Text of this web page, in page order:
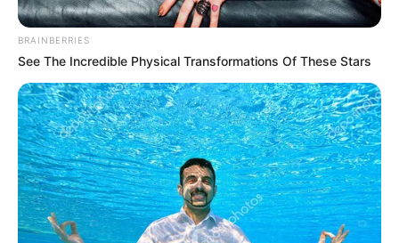
Consejo de Estado
BRAINBERRIES
See The Incredible Physical Transformations Of These Stars